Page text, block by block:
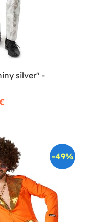
silver" -
-49%